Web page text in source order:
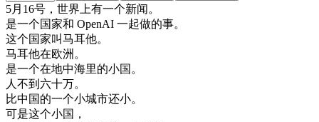
5月 16号 ， 世界上有一个新闻。
是一个国家和 OpenAI 一起做的事。
这个国家叫马耳他。
马耳他在欧洲 。
是一个在地中海里的小国。
人不到 六十万。
比中国的一个小城市还小。
可是这个小国 ，